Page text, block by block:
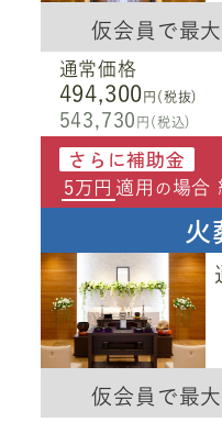
仮会員で最大
通常価格
494,300 円(税抜)
543,730 円(税込)
さらに補助金
5万円 適用 の 場合
火
仮会員で最大